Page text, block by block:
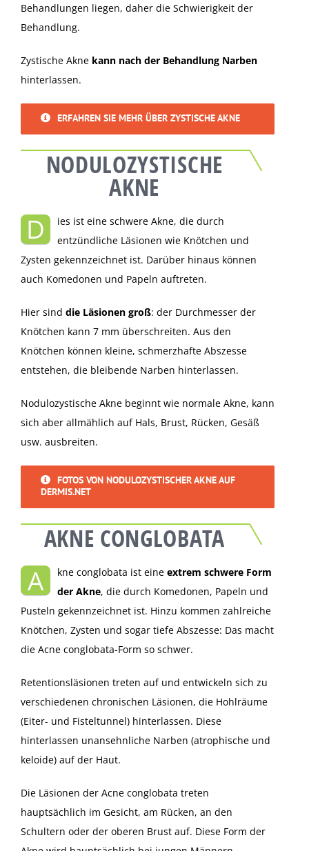
Behandlungen liegen, daher die Schwierigkeit der
Behandlung.
Zystische Akne kann nach der Behandlung Narben
hinterlassen.
ERFAHREN SIE MEHR ÜBER ZYSTISCHE AKNE
NODULOZYSTISCHE
AKNE
D
ies ist eine schwere Akne, die durch
entzündliche Läsionen wie Knötchen und
Zysten gekennzeichnet ist. Darüber hinaus können
auch Komedonen und Papeln auftreten.
Hier sind die Läsionen groß: der Durchmesser der
Knötchen kann 7 mm überschreiten. Aus den
Knötchen können kleine, schmerzhafte Abszesse
entstehen, die bleibende Narben hinterlassen.
Nodulozystische Akne beginnt wie normale Akne, kann
sich aber allmählich auf Hals, Brust, Rücken, Gesäß
usw. ausbreiten.
FOTOS VON NODULOZYSTISCHER AKNE AUF
DERMIS.NET
AKNE CONGLOBATA
A kne conglobata ist eine extrem schwere Form
der Akne, die durch Komedonen, Papeln und
Pusteln gekennzeichnet ist. Hinzu kommen zahlreiche
Knötchen, Zysten und sogar tiefe Abszesse: Das macht
die Acne conglobata-Form so schwer.
Retentionsläsionen treten auf und entwickeln sich zu
verschiedenen chronischen Läsionen, die Hohlräume
(Eiter- und Fisteltunnel) hinterlassen. Diese
hinterlassen unansehnliche Narben (atrophische und
keloide) auf der Haut.
Die Läsionen der Acne conglobata treten
hauptsächlich im Gesicht, am Rücken, an den
Schultern oder der oberen Brust auf. Diese Form der